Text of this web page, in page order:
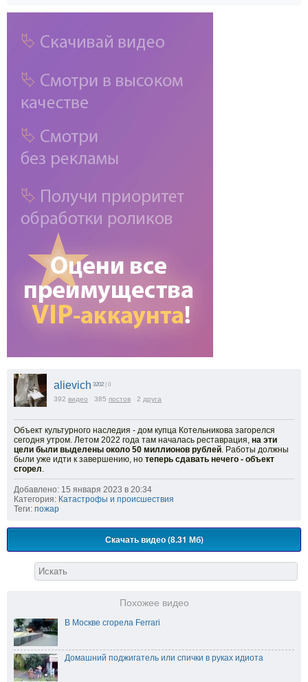
alievich 3202 | 0
392 видео 385 постов 2 друга
Объект культурного наследия - дом купца Котельникова загорелся
сегодня утром. Летом 2022 года там началась реставрация, на эти
цели были выделены около 50 миллионов рублей. Работы должны
были уже идти к завершению, но теперь сдавать нечего - объект
сгорел.
Добавлено: 15 января 2023 в 20:34
Категория: Катастрофы и происшествия
Теги: пожар
Скачать видео (8.31 Мб)
Похожее видео
В Москве сгорела Ferrari
Домашний поджигатель или спички в руках идиота